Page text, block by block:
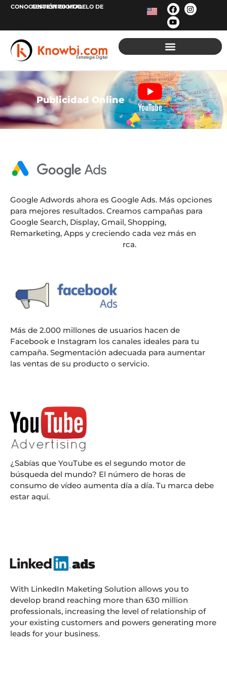
CONOCE NUESTRO MODELO DE
GESTIÓNDIGITAL
Publicidad Online
Google Adwords ahora es Google Ads. Más opciones
para mejores resultados. Creamos campañas para
Google Search, Display, Gmail, Shopping,
Remarketing, Apps y creciendo cada vez más en
mejores opciones para tu marca.
Más de 2.000 millones de usuarios hacen de
Facebook e Instagram los canales ideales para tu
campaña. Segmentación adecuada para aumentar
las ventas de su producto o servicio.
¿Sabías que YouTube es el segundo motor de
búsqueda del mundo? El número de horas de
consumo de vídeo aumenta día a día. Tu marca debe
estar aquí.
With LinkedIn Maketing Solution allows you to
develop brand reaching more than 630 million
professionals, increasing the level of relationship of
your existing customers and powers generating more
leads for your business.